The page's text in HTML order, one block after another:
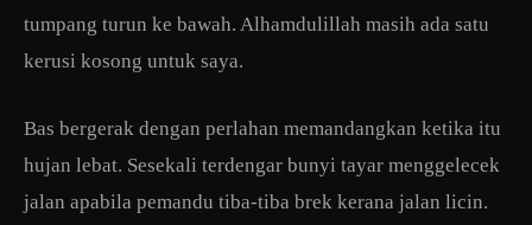
tumpang turun ke bawah. Alhamdulillah masih ada satu
kerusi kosong untuk saya.
Bas bergerak dengan perlahan memandangkan ketika itu
hujan lebat. Sesekali terdengar bunyi tayar menggelecek
jalan apabila pemandu tiba-tiba brek kerana jalan licin.